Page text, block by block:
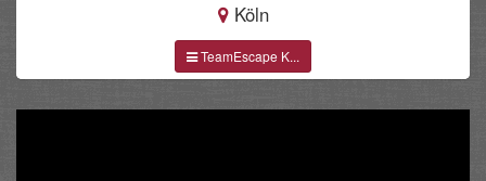
Köln
TeamEscape K...